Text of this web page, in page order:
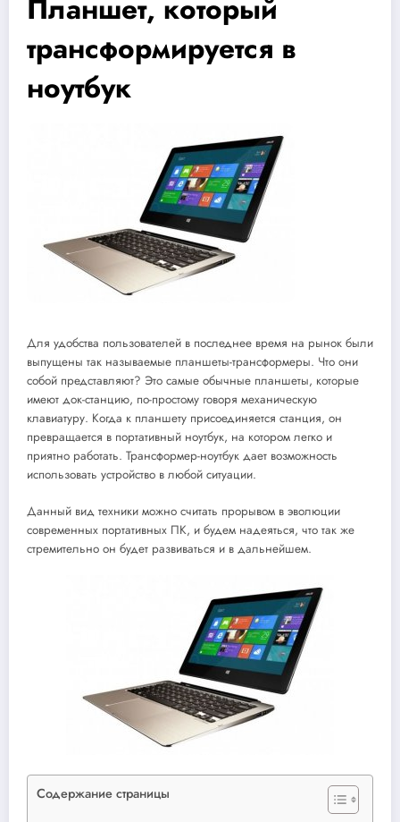
Планшет, который
трансформируется в
ноутбук
Для удобства пользователей в последнее время на рынок были
выпущены так называемые планшеты-трансформеры. Что они
собой представляют? Это самые обычные планшеты, которые
имеют док-станцию, по-простому говоря механическую
клавиатуру. Когда к планшету присоединяется станция, он
превращается в портативный ноутбук, на котором легко и
приятно работать. Трансформер-ноутбук дает возможность
использовать устройство в любой ситуации.
Данный вид техники можно считать прорывом в эволюции
современных портативных ПК, и будем надеяться, что так же
стремительно он будет развиваться и в дальнейшем.
Содержание страницы